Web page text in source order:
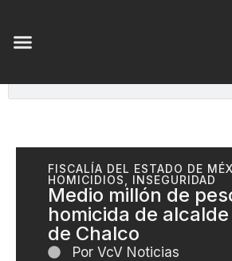
FISCALÍA DEL ESTADO DE
HOMICIDIOS
INSEGURIDAD
Medio millón de
homicida de
de Chalco
Por VcV Noticias